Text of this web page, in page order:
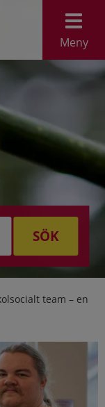
Meny
SÖK
team – en